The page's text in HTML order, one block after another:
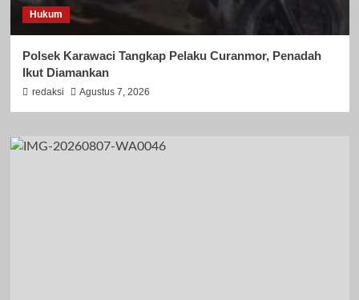
Hukum
Polsek Karawaci Tangkap Pelaku Curanmor, Penadah
Ikut Diamankan
redaksi Agustus 7, 2026